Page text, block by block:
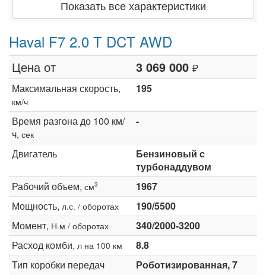
Показать все характеристики
Haval F7 2.0 T DCT AWD
Цена от 3 069 000 ₽
Максимальная скорость,
км/ч
195
Время разгона до 100 км/
ч, сек
-
Двигатель
Бензиновый с
турбонаддувом
Рабочий объем, см3
1967
Мощность, л.с. / оборотах
190/5500
Момент, Н·м / оборотах
340/2000-3200
Расход комби, л на 100 км
8.8
Тип коробки передач
Роботизированная, 7